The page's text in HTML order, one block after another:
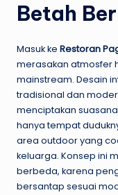
Betah
Masuk ke Restoran
merasakan atmosfer
mainstream. Desain
tradisional dan
menciptakan
hanya tempat
area outdoor yang
keluarga. Konsep ini
berbeda, karena
bersantap sesuai